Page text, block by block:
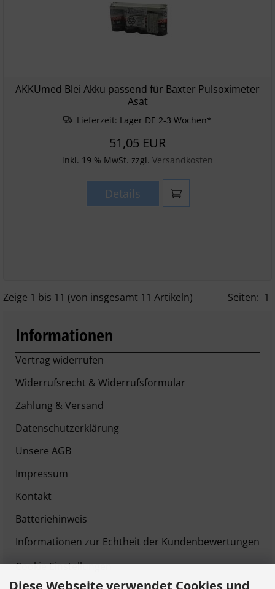
AKKUmed Blei Akku passend für Baxter Pulsoximeter
Asat
Lieferzeit: Lager DE 2-3 Wochen*
51,05 EUR
inkl. 19 % MwSt. zzgl. Versandkosten
Details
Zeige 1 bis 11 (von insgesamt 11 Artikeln) Seiten: 1
Informationen
Vertrag widerrufen
Widerrufsrecht & Widerrufsformular
Zahlung & Versand
Datenschutzerklärung
Unsere AGB
Impressum
Kontakt
Batteriehinweis
Informationen zur Echtheit der Kundenbewertungen
Cookie Einstellungen
Diese Webseite verwendet Cookies und